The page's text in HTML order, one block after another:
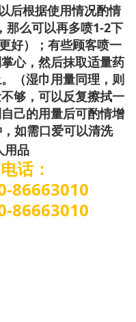
后根据使用情况酌情
那么可以再多喷1-2下
好）；有些顾客喷一
心，然后抹取适量药
（湿巾用量同理，则
够，可以反复擦拭一
己的用量后可酌情增
如需口爱可以清洗
用品
话：
86663010
86663010